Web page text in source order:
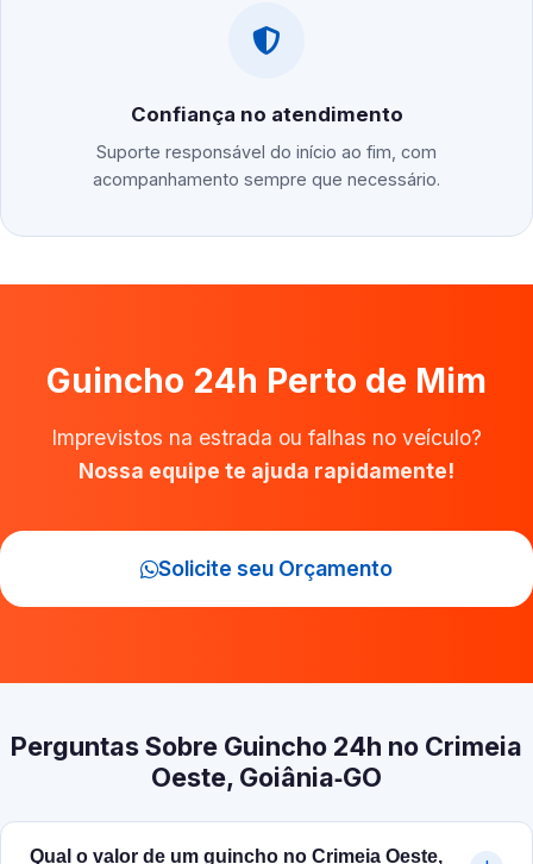
Confiança no atendimento
Suporte responsável do início ao fim, com
acompanhamento sempre que necessário.
Guincho 24h Perto de Mim
Imprevistos na estrada ou falhas no veículo?
Nossa equipe te ajuda rapidamente!
Solicite seu Orçamento
Perguntas Sobre Guincho 24h no Crimeia
Oeste, Goiânia‑GO
Qual o valor de um guincho no Crimeia Oeste,